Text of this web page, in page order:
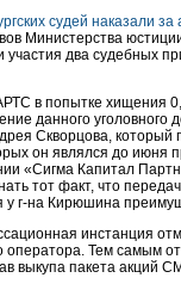
судей наказали
Министерства
два судебных
в попытке хищения
данного уголовного
Скворцова, который
он являлся до июня
«Сигма Капитал
тот факт, что
г-на Кирюшина
инстанция
оператора. Тем самым
выкупа пакета акций